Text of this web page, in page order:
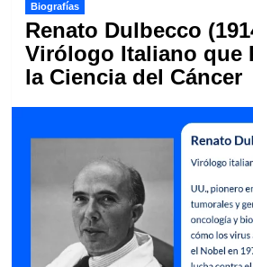
Biografías
Renato Dulbecco
Virólogo Italiano que
la Ciencia del Cáncer